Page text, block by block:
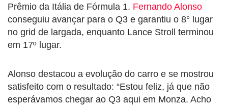
Prêmio da Itália de Fórmula 1. Fernando Alonso
conseguiu avançar para o Q3 e garantiu o 8° lugar
no grid de largada, enquanto Lance Stroll terminou
em 17º lugar.
Alonso destacou a evolução do carro e se mostrou
satisfeito com o resultado: “Estou feliz, já que não
esperávamos chegar ao Q3 aqui em Monza. Acho